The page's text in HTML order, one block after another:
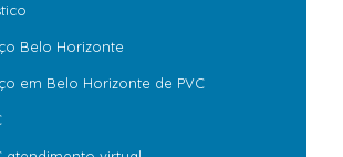
Belo Horizonte
em Belo Horizonte de PVC